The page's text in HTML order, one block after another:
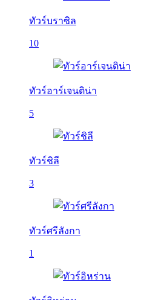
ทัวร์บราซิล
10
ทัวร์อาร์เจนติน่า
5
ทัวร์ชิลี
3
ทัวร์ศรีลังกา
1